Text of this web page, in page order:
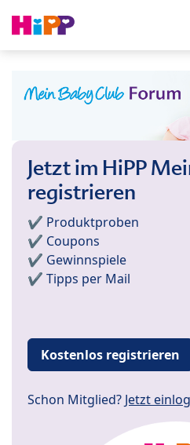
Jetzt im HiPP
registrieren
✔️ Produktproben
✔️ Coupons
✔️ Gewinnspiele
✔️ Tipps per Mail
Kostenlos registrieren
Schon Mitglied? Jetzt